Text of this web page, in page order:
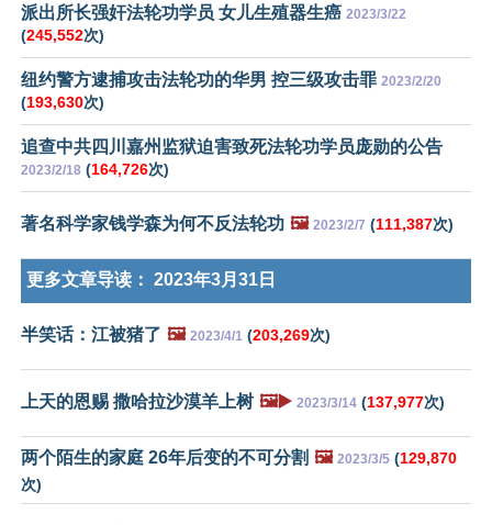
派出所长强奸法轮功学员 女儿生殖器生癌 2023/3/22
(245,552次)
纽约警方逮捕攻击法轮功的华男 控三级攻击罪 2023/2/20
(193,630次)
追查中共四川嘉州监狱迫害致死法轮功学员庞勋的公告
2023/2/18 (164,726次)
著名科学家钱学森为何不反法轮功 🖼️ 2023/2/7 (111,387次)
更多文章导读： 2023年3月31日
半笑话：江被猪了 🖼️ 2023/4/1 (203,269次)
上天的恩赐 撒哈拉沙漠羊上树 🖼️▶️ 2023/3/14 (137,977次)
两个陌生的家庭 26年后变的不可分割 🖼️ 2023/3/5 (129,870
次)